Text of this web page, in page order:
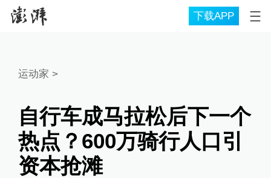
下载APP
运动家 >
自行车成马拉松后下一个
热点？600万骑行人口引
资本抢滩